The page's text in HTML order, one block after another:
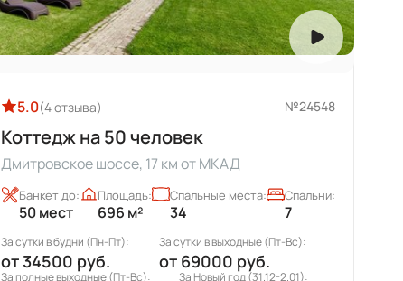
5.0(23 отзывов) №24540
Романтика - коттедж на 25 человек
Калужское шоссе, 26 км от МКАД
25 мест 370 м² 20 5
За сутки в будни (Пн-Пт): За сутки в выходные (Пт-Вс):